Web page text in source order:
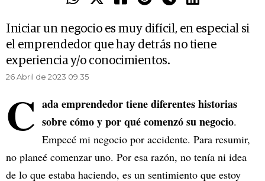
Iniciar un negocio es muy difícil, en especial si
el emprendedor que hay detrás no tiene
experiencia y/o conocimientos.
26 Abril de 2023 09.35
C ada emprendedor tiene diferentes historias
sobre cómo y por qué comenzó su negocio.
Empecé mi negocio por accidente. Para resumir,
no planeé comenzar uno. Por esa razón, no tenía ni idea
de lo que estaba haciendo, es un sentimiento que estoy